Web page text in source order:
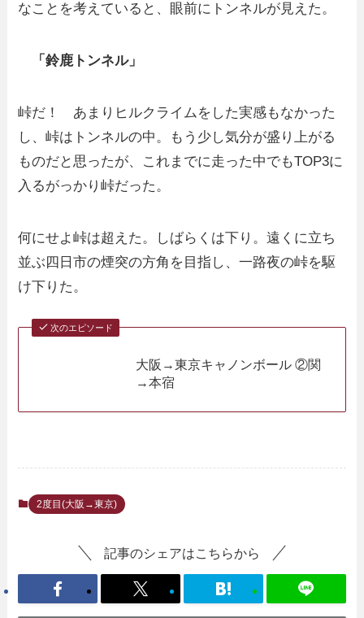
なことを考えていると、眼前にトンネルが見えた。
「鈴鹿トンネル」
峠だ！ あまりヒルクライムをした実感もなかった
し、峠はトンネルの中。もう少し気分が盛り上がる
ものだと思ったが、これまでに走った中でもTOP3に
入るがっかり峠だった。
何にせよ峠は超えた。しばらくは下り。遠くに立ち
並ぶ四日市の煙突の方角を目指し、一路夜の峠を駆
け下りた。
次のエピソード
大阪→東京キャノンボール ②関
→本宿
2度目(大阪→東京)
記事のシェアはこちらから